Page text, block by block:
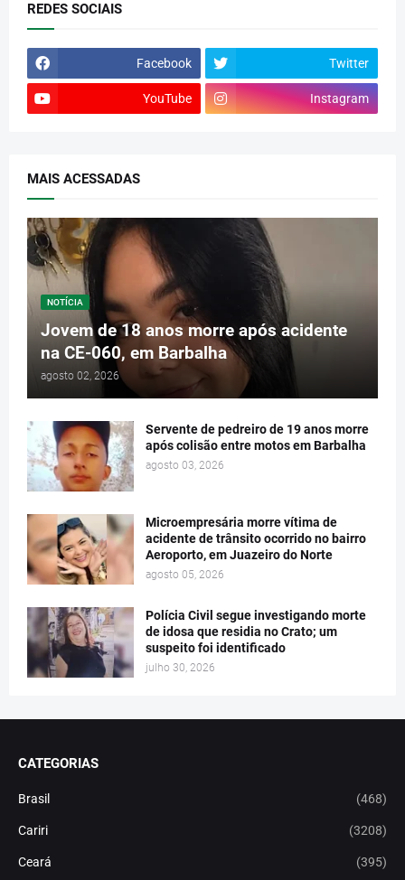
REDES SOCIAIS
Facebook Twitter
YouTube Instagram
MAIS ACESSADAS
NOTÍCIA
Jovem de 18 anos morre após acidente
na CE-060, em Barbalha
agosto 02, 2026
Servente de pedreiro de 19 anos morre
após colisão entre motos em Barbalha
agosto 03, 2026
Microempresária morre vítima de
acidente de trânsito ocorrido no bairro
Aeroporto, em Juazeiro do Norte
agosto 05, 2026
Polícia Civil segue investigando morte
de idosa que residia no Crato; um
suspeito foi identificado
julho 30, 2026
CATEGORIAS
Brasil (468)
Cariri (3208)
Ceará (395)